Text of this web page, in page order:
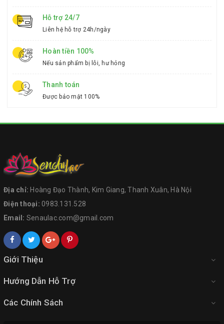
Hỗ trợ 24/7
Liên hệ hỗ trợ 24h/ngày
Hoàn tiền 100%
Nếu sản phẩm bị lỗi, hư hỏng
Thanh toán
Được bảo mật 100%
Địa chỉ: Hoàng Đạo Thành, Kim Giang, Thanh Xuân, Hà Nội
Điện thoại: 0983.131.528
Email: Senaulac.com@gmail.com
Giới Thiệu
Hướng Dẫn Hỗ Trợ
Các Chính Sách